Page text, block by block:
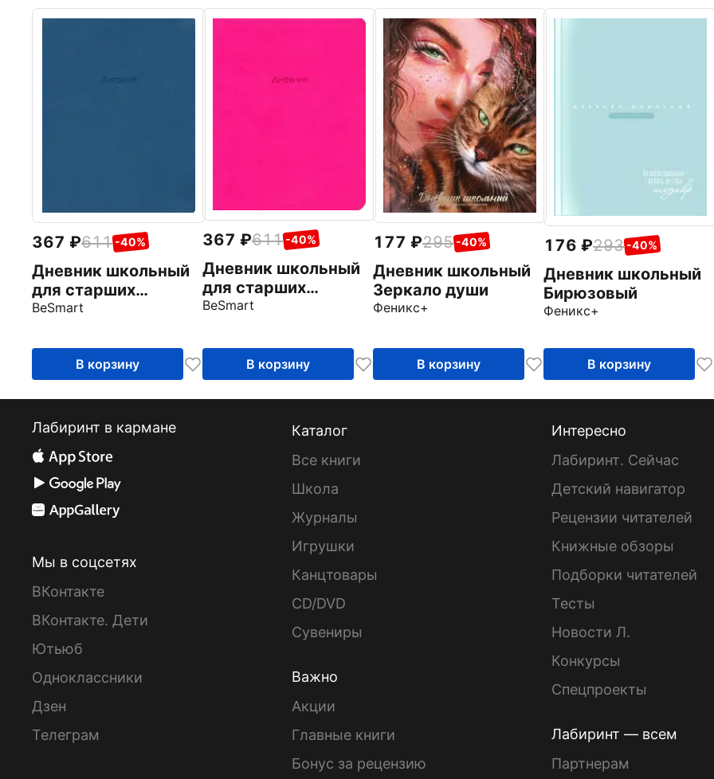
367 611 -40%
Дневник школьный
для старших
классов Block,
BeSmart
В корзину
367 611 -40%
Дневник школьный
для старших
классов Block, 48
BeSmart
В корзину
177 295 -40%
Дневник школьный
Зеркало души
Феникс+
В корзину
176 293 -40%
Дневник школьный
Бирюзовый
Феникс+
В корзину
Лабиринт в кармане
Мы в соцсетях
ВКонтакте
ВКонтакте. Дети
Ютьюб
Одноклассники
Дзен
Телеграм
Каталог
Все книги
Школа
Журналы
Игрушки
Канцтовары
CD/DVD
Сувениры
Важно
Акции
Главные книги
Бонус за рецензию
Интересно
Лабиринт. Сейчас
Детский навигатор
Рецензии читателей
Книжные обзоры
Подборки читателей
Тесты
Новости Л.
Конкурсы
Спецпроекты
Лабиринт — всем
Партнерам